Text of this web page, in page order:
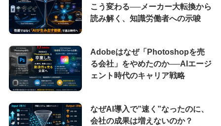
こう変わる──メーカー大転換から
読み解く、知識労働者への示唆
Adobeはなぜ「Photoshopを売
る会社」をやめたのか──AIエージ
ェント時代のキャリア戦略
なぜAI導入で”速く”なったのに、
会社の成果は増えないのか？